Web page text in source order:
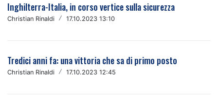
Inghilterra-Italia, in corso vertice sulla sicurezza
Christian Rinaldi / 17.10.2023 13:10
Tredici anni fa: una vittoria che sa di primo posto
Christian Rinaldi / 17.10.2023 12:45